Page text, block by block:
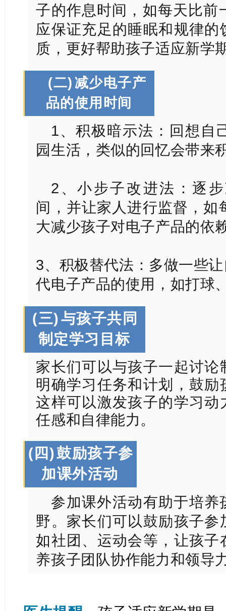
子的作息时间，如每天比前
应保证充足的睡眠和规律
质，更好帮助孩子适应新学
(二) 减少电子产
品的使用时间
1、积极暗示法：回想自
园生活，类似的回忆会带来
2、小步子改进法：逐
间，并让家人进行监督，
大减少孩子对电子产品的依
3、积极替代法：多做一些
代电子产品的使用，如打球
(三)与孩子共同
制定学习目标
家长们可以与孩子一起讨
明确学习任务和计划，鼓
这样可以激发孩子的学习
任感和自律能力。
(四)鼓励孩子参
加课外活动
参加课外活动有助于培
野。家长们可以鼓励孩子
如社团、运动会等，让孩
养孩子团队协作能力和领导